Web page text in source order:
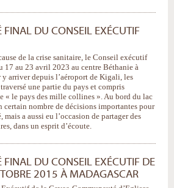
DU CONSEIL EXÉCUTIF
de la crise sanitaire, le Conseil exécutif
17 au 23 avril 2023 au centre Béthanie à
arriver depuis l’aéroport de Kigali, les
une partie du pays et compris
« le pays des mille collines ». Au bord du lac
nombre de décisions importantes pour
a aussi eu l’occasion de partager des
dans un esprit d’écoute.
DU CONSEIL EXÉCUTIF DE
2015 À MADAGASCAR